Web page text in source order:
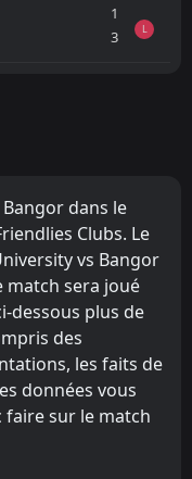
1
3
L
1
2
W
1
dans le
Clubs. Le
vs Bangor
match sera joué
dessous plus de
des
les faits de
données vous
sur le match